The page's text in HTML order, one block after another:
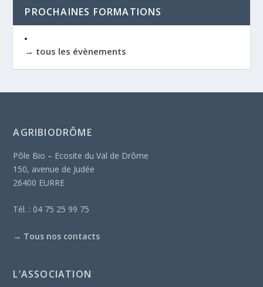
PROCHAINES FORMATIONS
→ tous les évènements
AGRIBIODRÔME
Pôle Bio – Ecosite du Val de Drôme
150, avenue de Judée
26400 EURRE
Tél. : 04 75 25 99 75
→ Tous nos contacts
L’ASSOCIATION